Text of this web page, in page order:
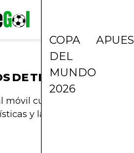
COPA
DEL
MUNDO
2026
DE TRANSMISIÓN
cuando arranque la
y la gran pasión que